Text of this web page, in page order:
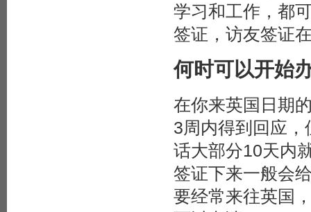
学习和工作，都
签证，访友签证
何时可以开始
在你来英国日期
3周内得到回应
话大部分10天内
签证下来一般会
要经常来往英国